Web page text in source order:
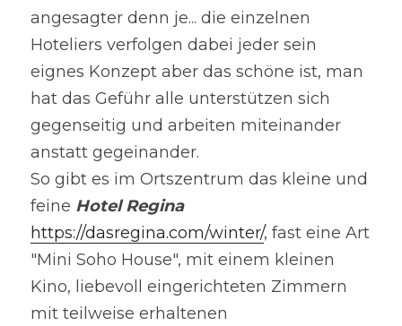
angesagter denn je... die einzelnen
Hoteliers verfolgen dabei jeder sein
eignes Konzept aber das schöne ist, man
hat das Geführ alle unterstützen sich
gegenseitig und arbeiten miteinander
anstatt gegeinander.
So gibt es im Ortszentrum das kleine und
feine Hotel Regina
https://dasregina.com/winter/, fast eine Art
"Mini Soho House", mit einem kleinen
Kino, liebevoll eingerichteten Zimmern
mit teilweise erhaltenen